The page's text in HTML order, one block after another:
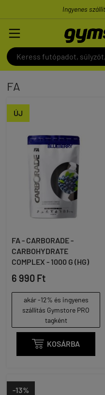
Ingyenes
FA
ÚJ
FA - CARBORADE -
CARBOHYDRATE
COMPLEX - 1000 G (HG)
6 990 Ft
akár -12% és ingyenes
szállítás Gymstore PRO
tagként
 KOSÁRBA
-13%